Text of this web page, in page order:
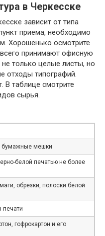
в Черкесске
зависит от типа
приема, необходимо
Хорошенько осмотрите
принимают офисную
только целые листы, но
отходы типографий.
В таблице смотрите
сырья.
бумажные мешки
белой печатью не более
обрезки, полоски белой
печати
гофрокартон и его